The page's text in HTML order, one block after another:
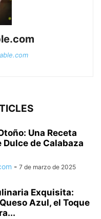
Una Receta
Dulce de Calabaza
- 7 de marzo de 2025
Exquisita:
Azul, el Toque